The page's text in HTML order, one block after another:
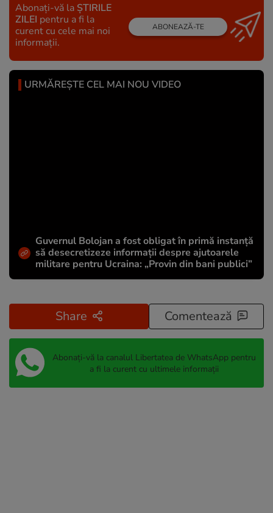
Abonați-vă la ȘTIRILE
ZILEI pentru a fi la
curent cu cele mai noi
informații.
ABONEAZĂ-TE
URMĂREȘTE CEL MAI NOU VIDEO
Guvernul Bolojan a fost obligat în primă instanță
să desecretizeze informații despre ajutoarele
militare pentru Ucraina: „Provin din bani publici”
Share Comentează
Abonați-vă la canalul Libertatea de WhatsApp pentru
a fi la curent cu ultimele informații